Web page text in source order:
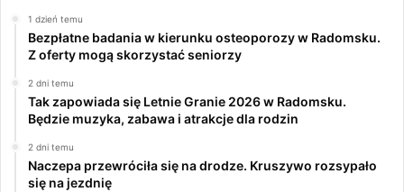
1 dzień temu
Bezpłatne badania w kierunku osteoporozy w Radomsku.
Z oferty mogą skorzystać seniorzy
2 dni temu
Tak zapowiada się Letnie Granie 2026 w Radomsku.
Będzie muzyka, zabawa i atrakcje dla rodzin
2 dni temu
Naczepa przewróciła się na drodze. Kruszywo rozsypało
się na jezdnię